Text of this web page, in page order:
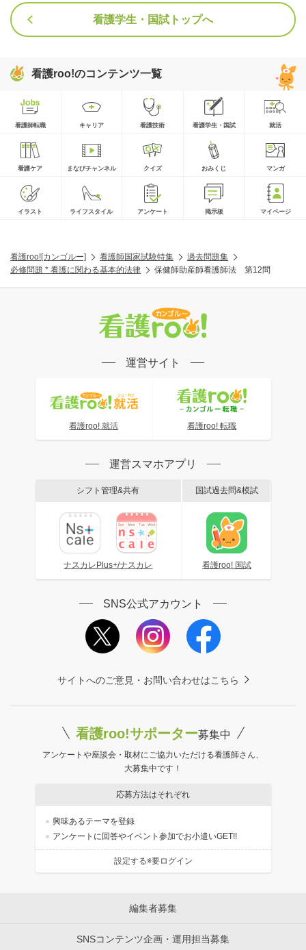
看護学生・国試トップへ
看護roo!のコンテンツ一覧
看護師転職 キャリア 看護技術 看護学生・国試 就活
看護ケア まなびチャンネル クイズ おみくじ マンガ
イラスト ライフスタイル アンケート 掲示板 マイページ
看護roo![カンゴルー] 看護師国家試験特集
過去問題集
必修問題 * 看護に関わる基本的法律
保健師助産師看護師法 第12問
運営サイト
看護roo! 就活 看護roo! 転職
運営スマホアプリ
シフト管理&共有
ナスカレPlus+/ナスカレ
国試過去問&模試
看護roo! 国試
SNS公式アカウント
サイトへのご意見・お問い合わせはこちら
看護roo!サポーター募集中
アンケートや座談会・取材にご協力いただける看護師さん、
大募集中です！
応募方法はそれぞれ
興味あるテーマを登録
アンケートに回答やイベント参加でお小遣いGET!!
設定する※要ログイン
編集者募集
SNSコンテンツ企画・運用担当募集